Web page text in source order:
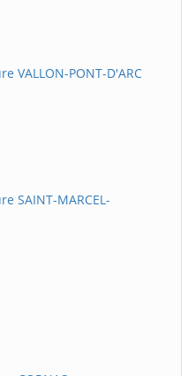
VALLON-PONT-D'ARC
SAINT-MARCEL-